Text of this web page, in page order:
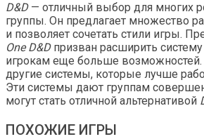
D&D— отличный выбор для многих
группы. Он предлагает множество
и позволяет сочетать стили игры.
One D&Dпризван расширить
игрокам еще больше возможностей.
другие системы, которые лучше
Эти системы дают группам
могут стать отличной альтернативой
ПОХОЖИЕ ИГРЫ